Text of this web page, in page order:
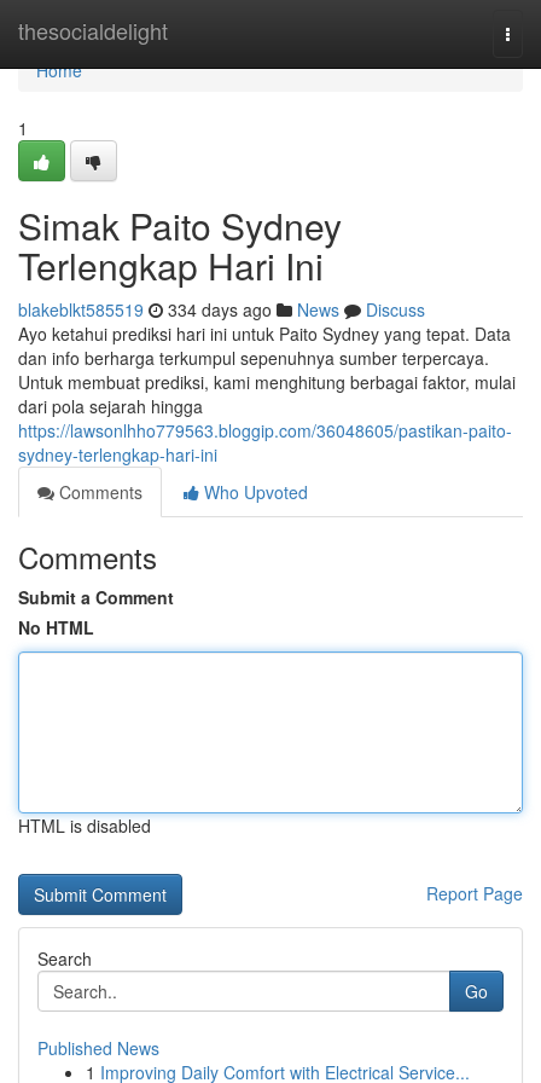
thesocialdelight
Home
Home
1
Simak Paito Sydney
Terlengkap Hari Ini
blakeblkt585519 334 days ago News
Discuss
Ayo ketahui prediksi hari ini untuk Paito Sydney yang tepat. Data
dan info berharga terkumpul sepenuhnya sumber terpercaya.
Untuk membuat prediksi, kami menghitung berbagai faktor, mulai
dari pola sejarah hingga
https://lawsonlhho779563.bloggip.com/36048605/pastikan-paito-
sydney-terlengkap-hari-ini
Comments
Who Upvoted
Comments
Submit a Comment
No HTML
HTML is disabled
Report Page
Search
Go
Published News
1 Improving Daily Comfort with Electrical Service...